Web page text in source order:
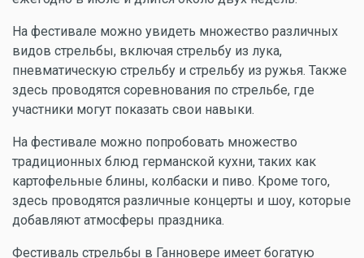
На фестивале можно увидеть множество различных
видов стрельбы, включая стрельбу из лука,
пневматическую стрельбу и стрельбу из ружья. Также
здесь проводятся соревнования по стрельбе, где
участники могут показать свои навыки.
На фестивале можно попробовать множество
традиционных блюд германской кухни, таких как
картофельные блины, колбаски и пиво. Кроме того,
здесь проводятся различные концерты и шоу, которые
добавляют атмосферы праздника.
Фестиваль стрельбы в Ганновере имеет богатую